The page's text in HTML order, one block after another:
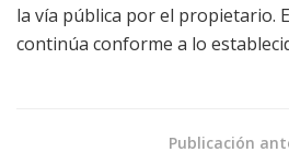
la vía pública por el propietario.
continúa conforme a lo
Publicación